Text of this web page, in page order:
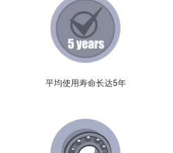
平均使用寿命长达5年